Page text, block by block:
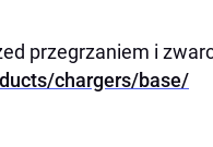
przegrzaniem i
chargers/base/